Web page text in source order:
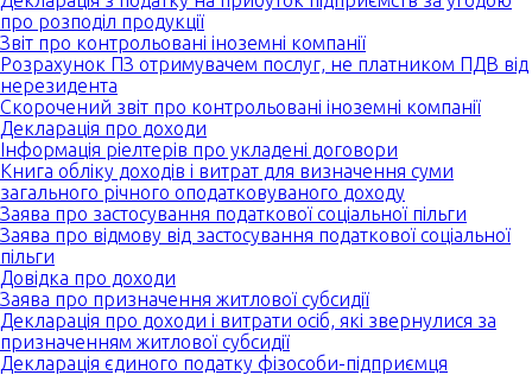
про розподіл продукції
Звіт про контрольовані іноземні компанії
Розрахунок ПЗ отримувачем послуг, не платником ПДВ від
нерезидента
Скорочений звіт про контрольовані іноземні компанії
Декларація про доходи
Інформація ріелтерів про укладені договори
Книга обліку доходів і витрат для визначення суми
загального річного оподатковуваного доходу
Заява про застосування податкової соціальної пільги
Заява про відмову від застосування податкової соціальної
пільги
Довідка про доходи
Заява про призначення житлової субсидії
Декларація про доходи і витрати осіб, які звернулися за
призначенням житлової субсидії
Декларація єдиного податку фізособи-підприємця